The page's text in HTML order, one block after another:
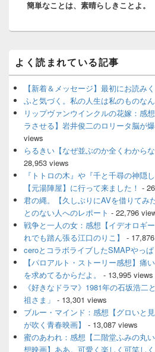
ョ
post:
簡単なことは、素晴らしきことよ。
ン
サ
イ
バ
ィ
ェ
エ
ア
よく読まれている記事
【新着＆メッセージ】最初にお読みく
ふと気づく。私の人生は私のものな
リップヴァンウインクルの花嫁：感
ラさせる】岩井俊二のロリータ脳が
views
らるきい【なぜ並ぶのか全くわから
28,953 views
『トトロの木』や『千と千尋の神隠
【元湯陣屋】に行って来ました！ -
君の縄。【久しぶりにAVを借りてみ
とのない人へのレポート - 22,796
戦争と一人の女：感想【イデオロギ
れでも踏ん張る江口のりこ】
-
ceroとコラボライブしたSMAPやっぱ
【パロアルト・ストーリー感想】痛
を求めてるからだよ。
- 13,995 views
《好きなドラマ》1981年の石坂浩二
祖さま」 - 13,301 views
ブルー・マインド：感想【グロいと
が吹く青春映画】
- 13,087 views
蜜のあわれ：感想【二階堂ふみの丸
想映画】ああ。可愛く楽しく可笑しく